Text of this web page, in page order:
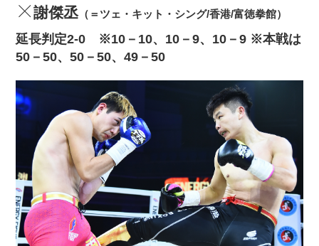
謝傑丞（＝ツェ・キット・シング/香港/富徳拳館）
延長判定2‐0 ※10－10、10－9、10－9 ※本戦は
50－50、50－50、49－50